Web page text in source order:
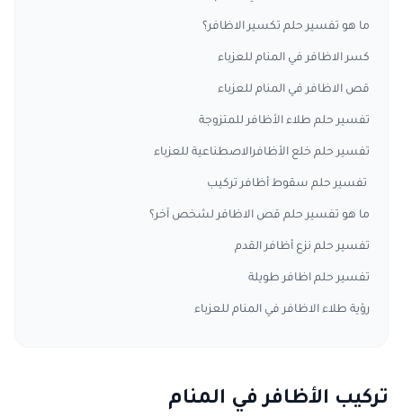
ما هو تفسير حلم تكسير الاظافر؟
كسر الاظافر في المنام للعزباء
قص الاظافر في المنام للعزباء
تفسير حلم طلاء الأظافر للمتزوجة
تفسير حلم خلع الأظافرالاصطناعية للعزباء
تفسير حلم سقوط أظافر تركيب
ما هو تفسير حلم قص الاظافر لشخص آخر؟
تفسير حلم نزع أظافر القدم
تفسير حلم اظافر طويلة
رؤية طلاء الاظافر في المنام للعزباء
تركيب الأظافر في المنام